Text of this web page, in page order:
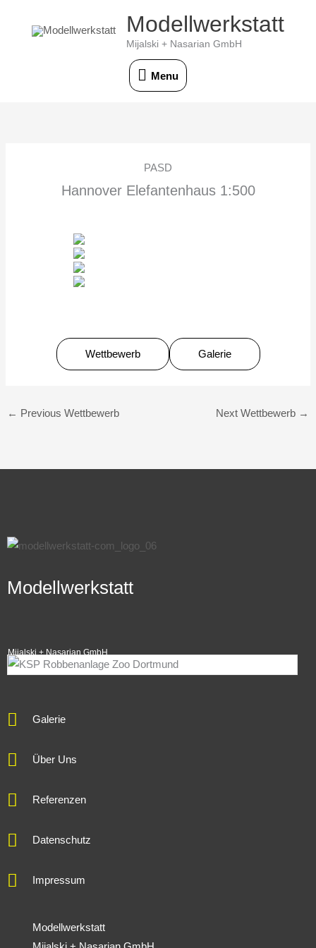
Modellwerkstatt
Mijalski + Nasarian GmbH
Menu
Menu
PASD
Hannover Elefantenhaus 1:500
Wettbewerb Galerie
← Previous Wettbewerb Next Wettbewerb →
Modellwerkstatt
Mijalski + Nasarian GmbH
Galerie
Über Uns
Referenzen
Datenschutz
Impressum
Modellwerkstatt